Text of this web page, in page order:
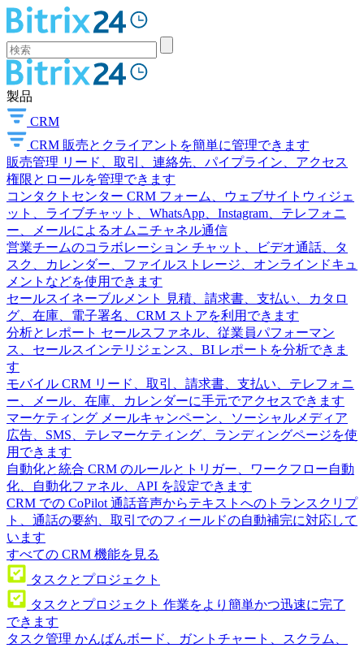
製品
CRM
CRM 販売とクライアントを簡単に管理できます
販売管理 リード、取引、連絡先、パイプライン、アクセス
権限とロールを管理できます
コンタクトセンター CRM フォーム、ウェブサイトウィジェ
ット、ライブチャット、WhatsApp、Instagram、テレフォニ
ー、メールによるオムニチャネル通信
営業チームのコラボレーション チャット、ビデオ通話、タ
スク、カレンダー、ファイルストレージ、オンラインドキュ
メントなどを使用できます
セールスイネーブルメント
見積、請求書、支払い、カタロ
グ、在庫、電子署名、CRM ストアを利用できます
分析とレポート セールスファネル、従業員パフォーマン
ス、セールスインテリジェンス、BI レポートを分析できま
す
モバイル CRM リード、取引、請求書、支払い、テレフォニ
ー、メール、在庫、カレンダーに手元でアクセスできます
マーケティング メールキャンペーン、ソーシャルメディア
広告、SMS、テレマーケティング、ランディングページを使
用できます
自動化と統合 CRM のルールとトリガー、ワークフロー自動
化、自動化ファネル、API を設定できます
CRM での CoPilot 通話音声からテキストへのトランスクリプ
ト、通話の要約、取引でのフィールドの自動補完に対応して
います
すべての CRM 機能を見る
タスクとプロジェクト
タスクとプロジェクト 作業をより簡単かつ迅速に完了
できます
タスク管理 かんばんボード、ガントチャート、スクラム、